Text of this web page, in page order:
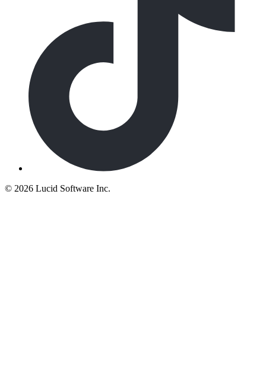
© 2026 Lucid Software Inc.